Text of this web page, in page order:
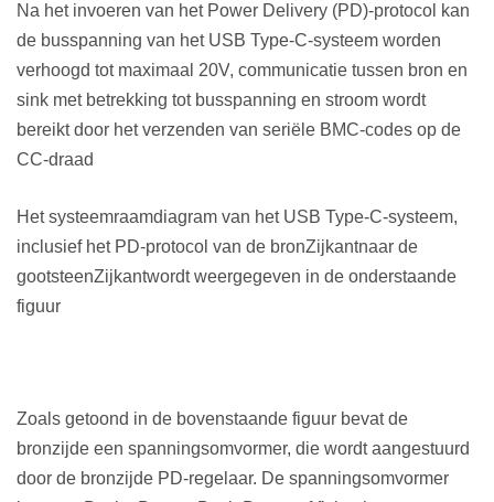
Na het invoeren van het Power Delivery (PD)-protocol kan
de busspanning van het USB Type-C-systeem worden
verhoogd tot maximaal 20V, communicatie tussen bron en
sink met betrekking tot busspanning en stroom wordt
bereikt door het verzenden van seriële BMC-codes op de
CC-draad
Het systeemraamdiagram van het USB Type-C-systeem,
inclusief het PD-protocol van de bronZijkantnaar de
gootsteenZijkantwordt weergegeven in de onderstaande
figuur
Zoals getoond in de bovenstaande figuur bevat de
bronzijde een spanningsomvormer, die wordt aangestuurd
door de bronzijde PD-regelaar. De spanningsomvormer